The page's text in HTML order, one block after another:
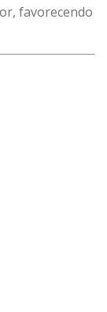
favorecendo